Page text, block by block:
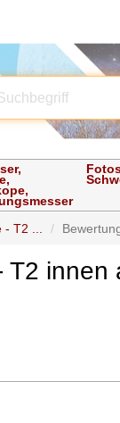
T2 ...
T2 innen